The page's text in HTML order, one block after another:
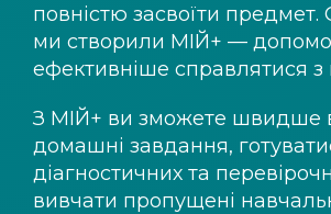
повністю засвоїти
ми створили МІЙ+ —
ефективніше справлятися
З МІЙ+ ви зможете швидше
домашні завдання,
діагностичних та
вивчати пропущені